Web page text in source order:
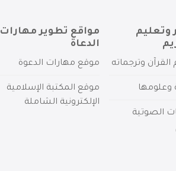
وتعليم
وترجماته
وعلومها
الصوتية
مواقع تطوير مهارات
الدعاة
موقع مهارات الدعوة
موقع المكتبة الإسلامية
الإلكترونية الشاملة